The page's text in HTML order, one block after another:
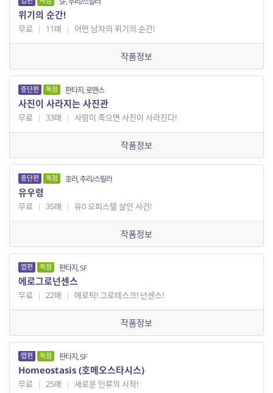
위기의 순간!
무료 | 11매 | 어떤 남자의 위기의 순간!
작품정보
중단편 독점 판타지, 로맨스
사진이 사라지는 사진관
무료 | 33매 | 사람이 죽으면 사진이 사라진다!
작품정보
중단편 독점 호러, 추리/스릴러
유우령
무료 | 35매 | 유0 오피스텔 살인 사건!
작품정보
엽편 독점 판타지, SF
에로그로넌센스
무료 | 22매 | 에로틱! 그로테스크! 넌센스!
작품정보
엽편 독점 판타지, SF
Homeostasis (호메오스타시스)
무료 | 25매 | 새로운 인류의 시작!